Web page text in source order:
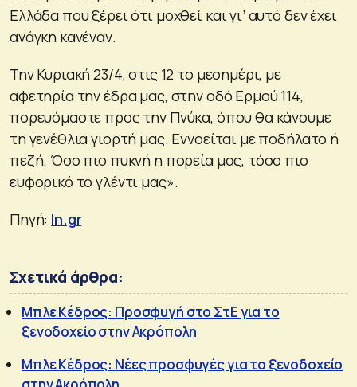
Ελλάδα που ξέρει ότι μοχθεί και γι’ αυτό δεν έχει
ανάγκη κανέναν.
Την Κυριακή 23/4, στις 12 το μεσημέρι, με
αφετηρία την έδρα μας, στην οδό Ερμού 114,
πορευόμαστε προς την Πνύκα, όπου θα κάνουμε
τη γενέθλια γιορτή μας. Εννοείται με ποδήλατο ή
πεζή. Όσο πιο πυκνή η πορεία μας, τόσο πιο
ευφορικό το γλέντι μας».
Πηγή: In.gr
Σχετικά άρθρα:
Μπλε Κέδρος: Προσφυγή στο ΣτΕ για το
ξενοδοχείο στην Ακρόπολη
Μπλε Κέδρος: Νέες προσφυγές για το ξενοδοχείο